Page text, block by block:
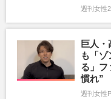
週刊女性
巨人
も「ゾ
る」フ
慣れ”
週刊女性